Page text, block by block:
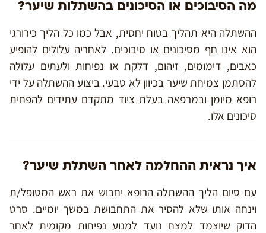
מה הסיבוכים או הסיכונים בהשתלות שיער?
ההשתלה היא תהליך בטוח יחסית, אבל כמו כל הליך כירורגי
הוא אינו חף מסיכונים או סיבוכים. לאחריה עלולים להופיע
כאבים, דימומים, זיהום, דלקת או נפיחות ולעתים עלולה
להסתמן צמיחת שיער בכיוון לא טבעי. ביצוע ההשתלה על ידי
רופא מיומן ובמרפאה בעלת ציוד מתקדם עתידים להפחית
סיכונים אלו.
איך נראית ההחלמה לאחר השתלת שיער?
עם סיום הליך ההשתלה הרופא יחבוש את ראש המטופל/ת
וינחה אותו שלא להסיר את התחבושת במשך יומיים. סרט
הדוק שיוצמד למצח נועד למנוע נפיחות מקומית לאחר